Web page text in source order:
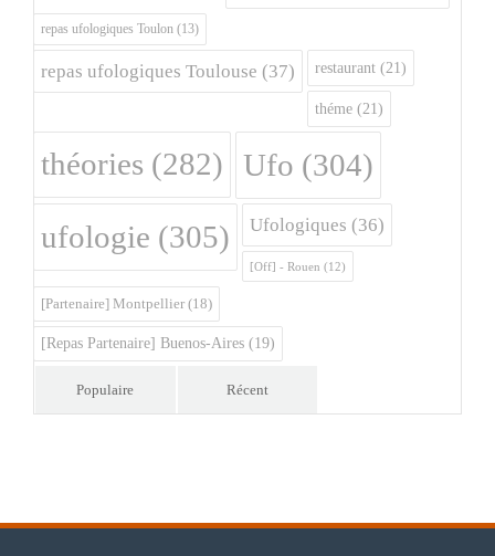
repas ufologiques Toulon (13)
repas ufologiques Toulouse (37) restaurant (21)
théme (21)
théories (282) Ufo (304)
ufologie (305) Ufologiques (36)
[Off] - Rouen (12)
[Partenaire] Montpellier (18)
[Repas Partenaire] Buenos-Aires (19)
Populaire Récent